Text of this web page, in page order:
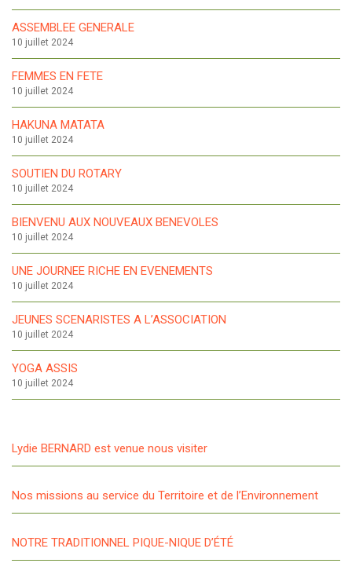
ASSEMBLEE GENERALE
10 juillet 2024
FEMMES EN FETE
10 juillet 2024
HAKUNA MATATA
10 juillet 2024
SOUTIEN DU ROTARY
10 juillet 2024
BIENVENU AUX NOUVEAUX BENEVOLES
10 juillet 2024
UNE JOURNEE RICHE EN EVENEMENTS
10 juillet 2024
JEUNES SCENARISTES A L’ASSOCIATION
10 juillet 2024
YOGA ASSIS
10 juillet 2024
Lydie BERNARD est venue nous visiter
Nos missions au service du Territoire et de l’Environnement
NOTRE TRADITIONNEL PIQUE-NIQUE D’ÉTÉ